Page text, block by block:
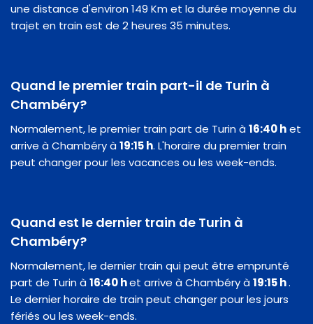
une distance d'environ 149 Km et la durée moyenne du
trajet en train est de 2 heures 35 minutes.
Quand le premier train part-il de Turin à
Chambéry?
Normalement, le premier train part de Turin à16:40 het
arrive à Chambéry à19:15 h. L'horaire du premier train
peut changer pour les vacances ou les week-ends.
Quand est le dernier train de Turin à
Chambéry?
Normalement, le dernier train qui peut être emprunté
part de Turin à16:40 het arrive à Chambéry à19:15 h.
Le dernier horaire de train peut changer pour les jours
fériés ou les week-ends.